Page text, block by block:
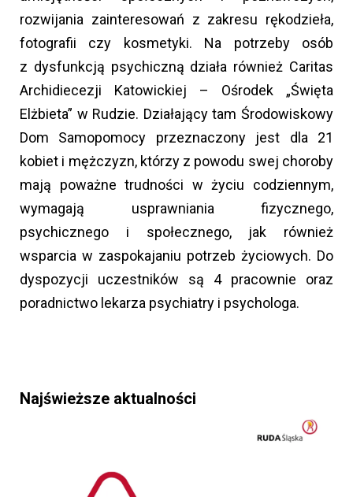
rozwijania zainteresowań z zakresu rękodzieła,
fotografii czy kosmetyki. Na potrzeby osób
z dysfunkcją psychiczną działa również Caritas
Archidiecezji Katowickiej – Ośrodek „Święta
Elżbieta” w Rudzie. Działający tam Środowiskowy
Dom Samopomocy przeznaczony jest dla 21
kobiet i mężczyzn, którzy z powodu swej choroby
mają poważne trudności w życiu codziennym,
wymagają usprawniania fizycznego,
psychicznego i społecznego, jak również
wsparcia w zaspokajaniu potrzeb życiowych. Do
dyspozycji uczestników są 4 pracownie oraz
poradnictwo lekarza psychiatry i psychologa.
Najświeższe aktualności